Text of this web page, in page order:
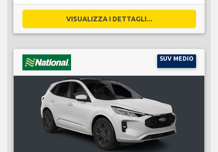
VISUALIZZA I DETTAGLI...
SUV MEDIO